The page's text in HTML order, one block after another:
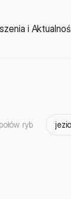
ryb
i